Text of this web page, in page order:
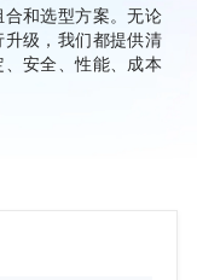
和选型方案。无论
级，我们都提供清
安全、性能、成本